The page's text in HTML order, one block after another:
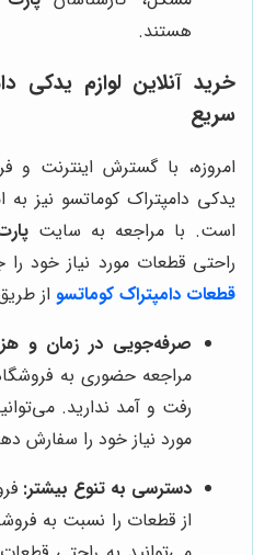
هستند.
خرید آنلاین لوازم یدکی
سریع
امروزه، با گسترش اینترنت و
یدکی دامپتراک کوماتسو نیز
است. با مراجعه به سایت
راحتی قطعات مورد نیاز خود
قطعات دامپتراک کوماتسو از
صرفه‌جویی در زمان و
مراجعه حضوری به
رفت و آمد ندارید.
مورد نیاز خود را سفارش
دسترسی به تنوع بیشتر:
از قطعات را نسبت به